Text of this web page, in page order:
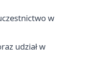
w
udział w